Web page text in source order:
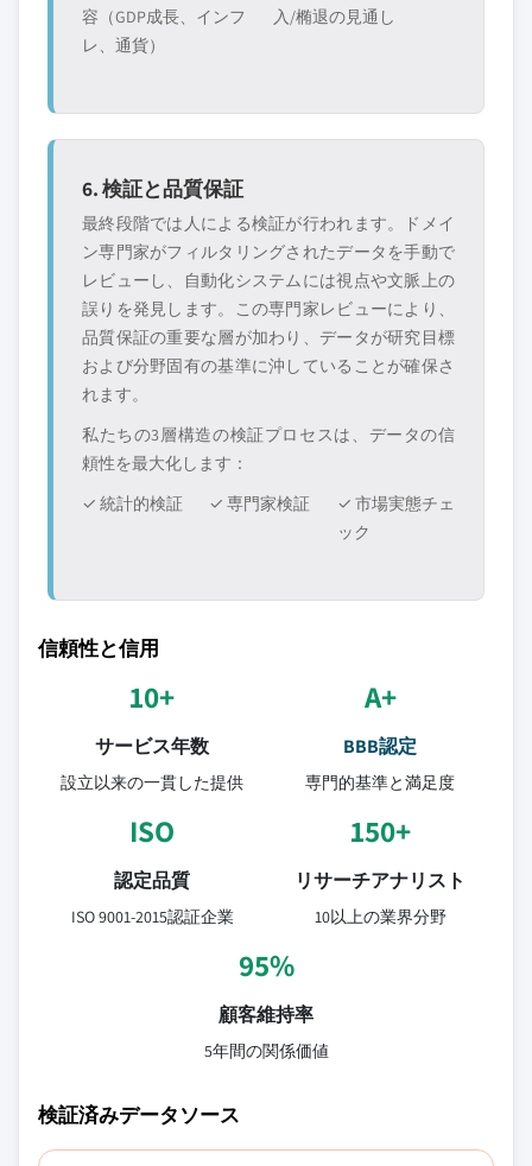
容（GDP成長、インフ
レ、通貨）
入/椭退の見通し
6. 検証と品質保証
最終段階では人による検証が行われます。ドメイ
ン専門家がフィルタリングされたデータを手動で
レビューし、自動化システムには視点や文脈上の
誤りを発見します。この専門家レビューにより、
品質保証の重要な層が加わり、データが研究目標
および分野固有の基準に沖していることが確保さ
れます。
私たちの3層構造の検証プロセスは、データの信
頼性を最大化します：
✓ 統計的検証
✓ 専門家検証
✓ 市場実態チェ
ック
信頼性と信用
10+
サービス年数
設立以来の一貫した提供
A+
BBB認定
専門的基準と満足度
ISO
認定品質
ISO 9001-2015認証企業
150+
リサーチアナリスト
10以上の業界分野
95%
顧客維持率
5年間の関係価値
検証済みデータソース